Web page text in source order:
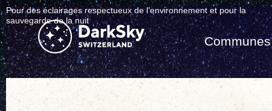
Pour des éclairages respectueux de l’environnement et pour la
sauvegarde de la nuit
Communes